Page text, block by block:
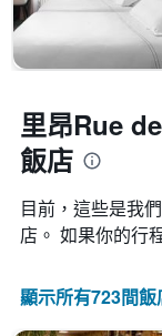
里昂Rue
飯店
目前，這些是我
店。 如果你的行
顯示所有723間飯